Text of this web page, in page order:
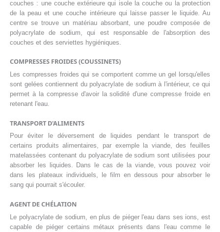
couches : une couche extérieure qui isole la couche ou la protection
de la peau et une couche intérieure qui laisse passer le liquide. Au
centre se trouve un matériau absorbant, une poudre composée de
polyacrylate de sodium, qui est responsable de l'absorption des
couches et des serviettes hygiéniques.
COMPRESSES FROIDES (COUSSINETS)
Les compresses froides qui se comportent comme un gel lorsqu'elles
sont gelées contiennent du polyacrylate de sodium à l'intérieur, ce qui
permet à la compresse d'avoir la solidité d'une compresse froide en
retenant l'eau.
TRANSPORT D'ALIMENTS
Pour éviter le déversement de liquides pendant le transport de
certains produits alimentaires, par exemple la viande, des feuilles
matelassées contenant du polyacrylate de sodium sont utilisées pour
absorber les liquides. Dans le cas de la viande, vous pouvez voir
dans les plateaux individuels, le film en dessous pour absorber le
sang qui pourrait s'écouler.
AGENT DE CHÉLATION
Le polyacrylate de sodium, en plus de piéger l'eau dans ses ions, est
capable de piéger certains métaux présents dans l'eau comme le